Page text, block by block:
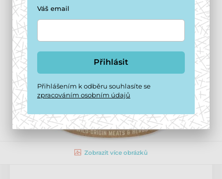
Zobrazit více obrázků
Váš email
Přihlásit
Přihlášením k odběru souhlasíte se
zpracováním osobním údajů